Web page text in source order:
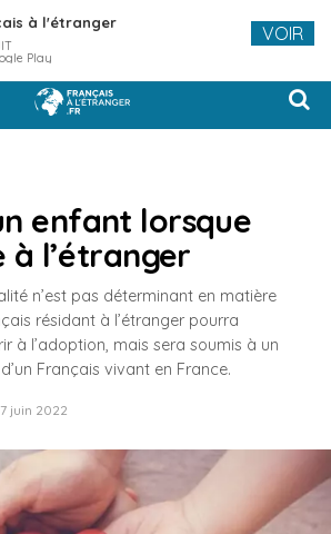
enfant lorsque
à l’étranger
n’est pas déterminant en matière
résidant à l’étranger pourra
à l’adoption, mais sera soumis à un
Français vivant en France.
juin 2022
à l'étranger
Play
VOIR